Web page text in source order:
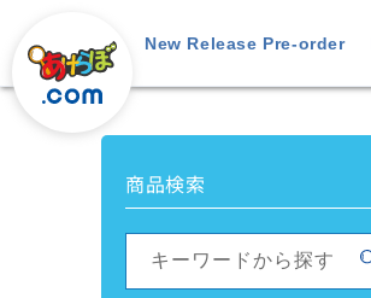
New Release Pre-order
商品検索
キーワードから探す